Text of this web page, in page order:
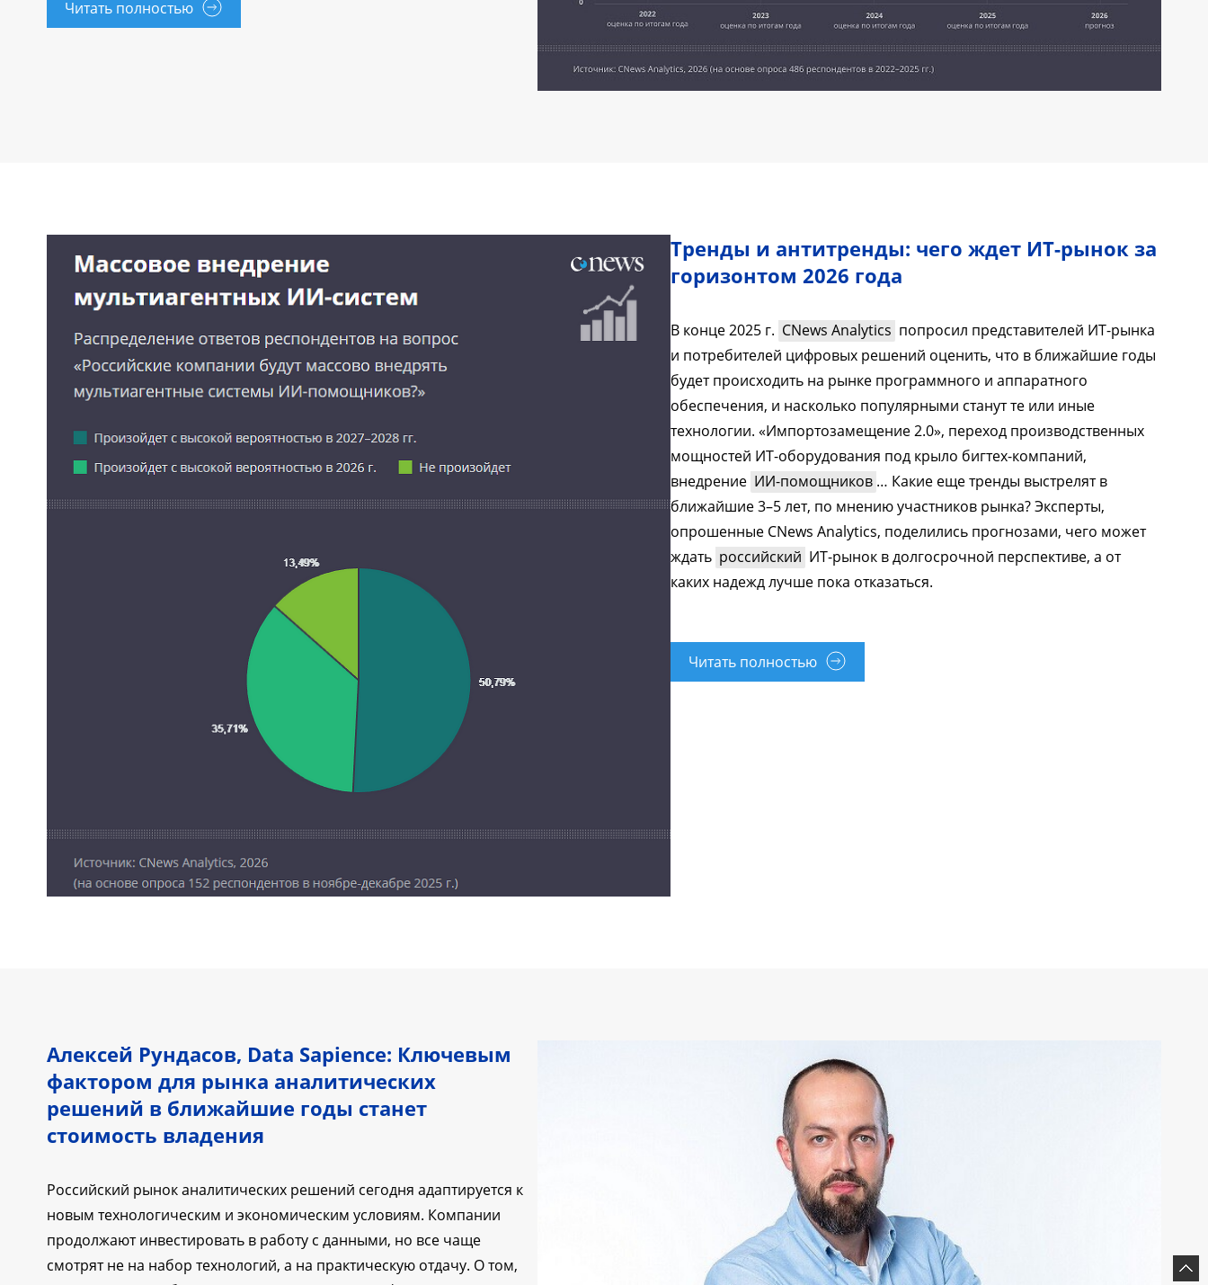
Читать полностью
Тренды и антитренды: чего ждет ИТ-рынок за
горизонтом 2026 года
В конце 2025 г. CNews Analytics попросил представителей ИТ-рынка
и потребителей цифровых решений оценить, что в ближайшие годы
будет происходить на рынке программного и аппаратного
обеспечения, и насколько популярными станут те или иные
технологии. «Импортозамещение 2.0», переход производственных
мощностей ИТ-оборудования под крыло бигтех-компаний,
внедрение ИИ-помощников … Какие еще тренды выстрелят в
ближайшие 3–5 лет, по мнению участников рынка? Эксперты,
опрошенные CNews Analytics, поделились прогнозами, чего может
ждать российский ИТ-рынок в долгосрочной перспективе, а от
каких надежд лучше пока отказаться.
Читать полностью
Алексей Рундасов, Data Sapience: Ключевым
фактором для рынка аналитических
решений в ближайшие годы станет
стоимость владения
Российский рынок аналитических решений сегодня адаптируется к
новым технологическим и экономическим условиям. Компании
продолжают инвестировать в работу с данными, но все чаще
смотрят не на набор технологий, а на практическую отдачу. О том,